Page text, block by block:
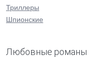
Триллеры
Шпионские
Любовные романы